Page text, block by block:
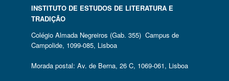
INSTITUTO DE ESTUDOS DE LITERATURA E
TRADIÇÃO
Colégio Almada Negreiros (Gab. 355) Campus de
Campolide, 1099-085, Lisboa
Morada postal: Av. de Berna, 26 C, 1069-061, Lisboa